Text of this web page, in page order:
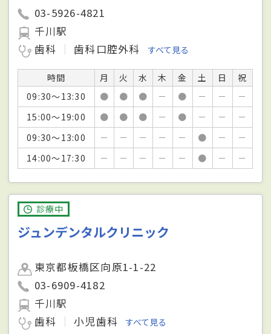
03-5926-4821
千川駅
歯科
歯科口腔外科 すべて見る
時間 月 火 水 木 金 土 日
祝
09:30～13:30
● ● ● － ● － －
－
15:00～19:00
● ● ● － ● － －
－
09:30～13:00
－ － － － － ● －
－
14:00～17:30
－ － － － － ● － －
診療中
ジュンデンタルクリニック
東京都板橋区向原1-1-22
03-6909-4182
千川駅
歯科
小児歯科 すべて見る